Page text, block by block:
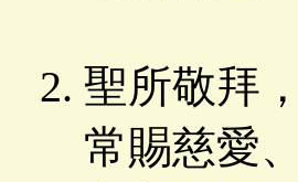
聖所敬拜
常賜慈愛